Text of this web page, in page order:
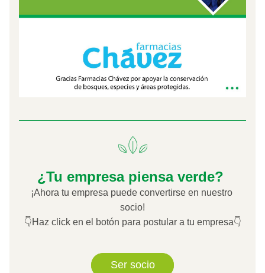
¿Tu empresa piensa verde?
¡Ahora tu empresa puede convertirse en nuestro
socio!
👇Haz click en el botón para postular a tu empresa👇
Ser socio